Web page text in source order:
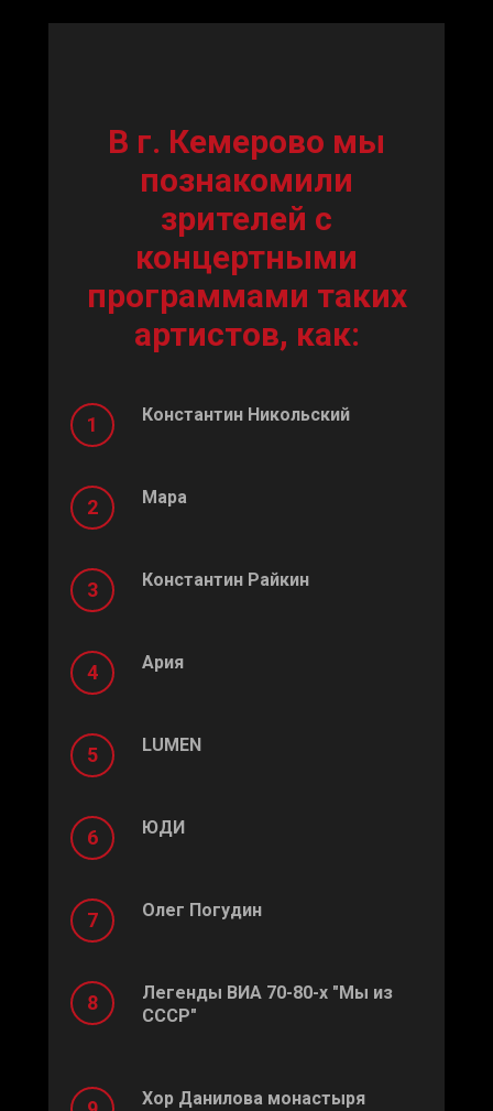
В г. Кемерово мы
познакомили
зрителей с
концертными
программами таких
артистов, как:
Константин Никольский
Мара
Константин Райкин
Ария
LUMEN
ЮДИ
Олег Погудин
Легенды ВИА 70-80-х "Мы из
СССР"
Хор Данилова монастыря